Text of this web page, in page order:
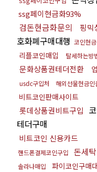
ssg페이현금화93%
검돈현금화문의 핑믹
호화폐구매대행 코인현
리플코인매입 탈세하는방
문화상품권테더전환
usdc구입처 해외선물현금인
비트코인판매사이트
롯데상품권비트구입
테더구매
비트코인 신용카드
핸드폰결제코인구입 돈세
솔라나매입 파이코인구매